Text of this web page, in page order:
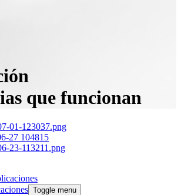
que funcionan
Toggle menu